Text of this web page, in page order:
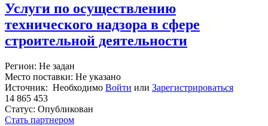
Услуги по осуществлению
технического надзора в сфере
строительной деятельности
Регион: Не задан
Место поставки: Не указано
Источник: Необходимо Войти или Зарегистрироваться
14 865 453
Статус: Опубликован
Стать партнером